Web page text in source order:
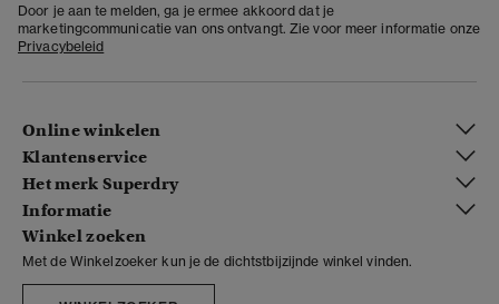
Door je aan te melden, ga je ermee akkoord dat je
marketingcommunicatie van ons ontvangt. Zie voor meer informatie onze
Privacybeleid
Online winkelen
Klantenservice
Het merk Superdry
Informatie
Winkel zoeken
Met de Winkelzoeker kun je de dichtstbijzijnde winkel vinden.